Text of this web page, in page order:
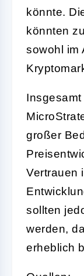
könnte.
könnten
sowohl im
großer
Vertrauen
sollten
werden,
erheblich